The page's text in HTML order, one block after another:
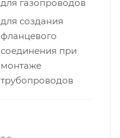
для газопроводов
для создания
фланцевого
соединения при
монтаже
трубопроводов